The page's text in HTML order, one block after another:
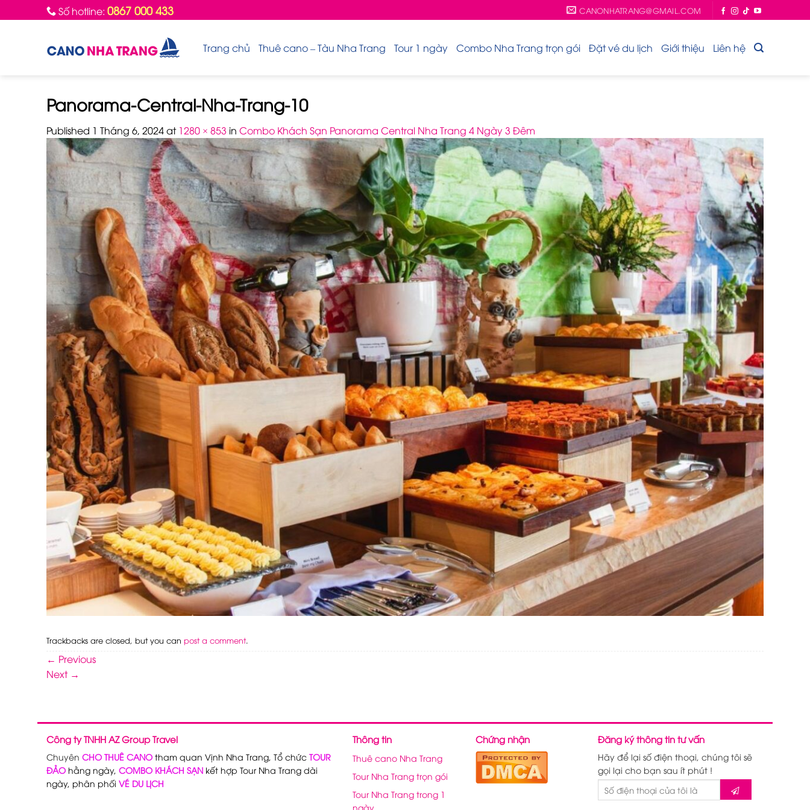
to
Số hotline: 0867 000 433 CANONHATRANG@GMAIL.COM
Trang chủ Thuê cano – Tàu Nha Trang Tour 1 ngày Combo Nha Trang trọn gói Đặt vé du lịch Giới thiệu Liên hệ
Panorama-Central-Nha-Trang-10
Published 1 Tháng 6, 2024at 1280 × 853 in Combo Khách Sạn Panorama Central Nha Trang 4 Ngày 3 Đêm
Trackbacks are closed, but you can post a comment.
← Previous
Next →
Công ty TNHH AZ Group Travel
Chuyên CHO THUÊ CANO tham quan Vịnh Nha Trang, Tổ chức TOUR
ĐẢO hằng ngày, COMBO KHÁCH SẠN kết hợp Tour Nha Trang dài
ngày, phân phối VÉ DU LỊCH
Thông tin
Thuê cano Nha Trang
Tour Nha Trang trọn gói
Tour Nha Trang trong 1
ngày
Chứng nhận Đăng ký thông tin tư vấn
Hãy để lại số điện thoại, chúng tôi sẽ
gọi lại cho bạn sau ít phút !